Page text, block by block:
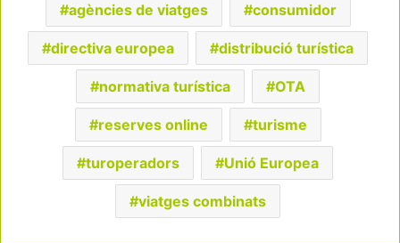
agències de viatges consumidor
directiva europea distribució turística
normativa turística OTA
reserves online turisme
turoperadors Unió Europea
viatges combinats